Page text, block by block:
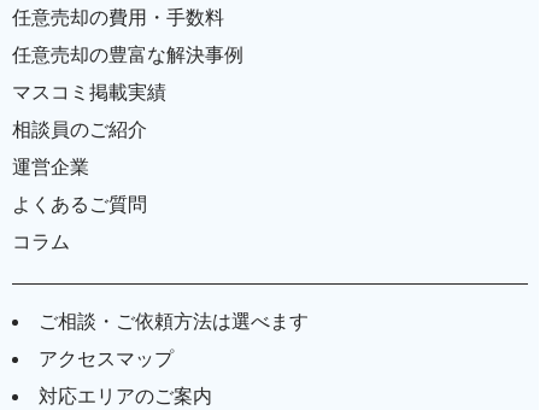
任意売却の費用・手数料
任意売却の豊富な解決事例
マスコミ掲載実績
相談員のご紹介
運営企業
よくあるご質問
コラム
ご相談・ご依頼方法は選べます
アクセスマップ
対応エリアのご案内